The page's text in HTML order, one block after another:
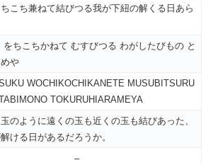
こち兼ねて結びつる我が下紐の解くる日あら
をちこちかねて むすびつる わがしたびもの と
や
WOCHIKOCHIKANETE MUSUBITSURU
TOKURUHIARAMEYA
のように遠くの玉も近くの玉も結びあった、
ける日があるだろうか。
–